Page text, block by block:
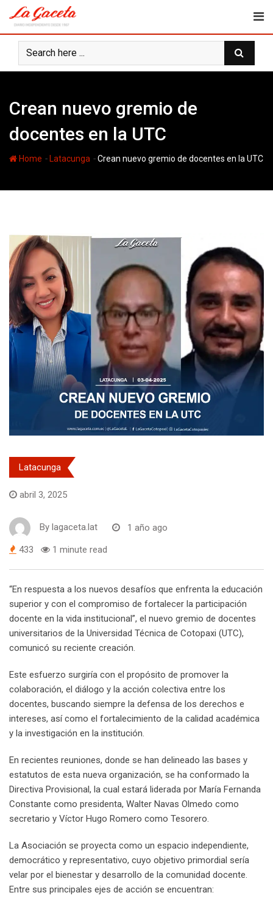
content
Crean nuevo gremio de
docentes en la UTC
Home - Latacunga -Crean nuevo gremio de docentes en la UTC
Latacunga
abril 3, 2025
By lagaceta.lat 1 año ago
433 1 minute read
“En respuesta a los nuevos desafíos que enfrenta la educación
superior y con el compromiso de fortalecer la participación
docente en la vida institucional”, el nuevo gremio de docentes
universitarios de la Universidad Técnica de Cotopaxi (UTC),
comunicó su reciente creación.
Este esfuerzo surgiría con el propósito de promover la
colaboración, el diálogo y la acción colectiva entre los
docentes, buscando siempre la defensa de los derechos e
intereses, así como el fortalecimiento de la calidad académica
y la investigación en la institución.
En recientes reuniones, donde se han delineado las bases y
estatutos de esta nueva organización, se ha conformado la
Directiva Provisional, la cual estará liderada por María Fernanda
Constante como presidenta, Walter Navas Olmedo como
secretario y Víctor Hugo Romero como Tesorero.
La Asociación se proyecta como un espacio independiente,
democrático y representativo, cuyo objetivo primordial sería
velar por el bienestar y desarrollo de la comunidad docente.
Entre sus principales ejes de acción se encuentran: